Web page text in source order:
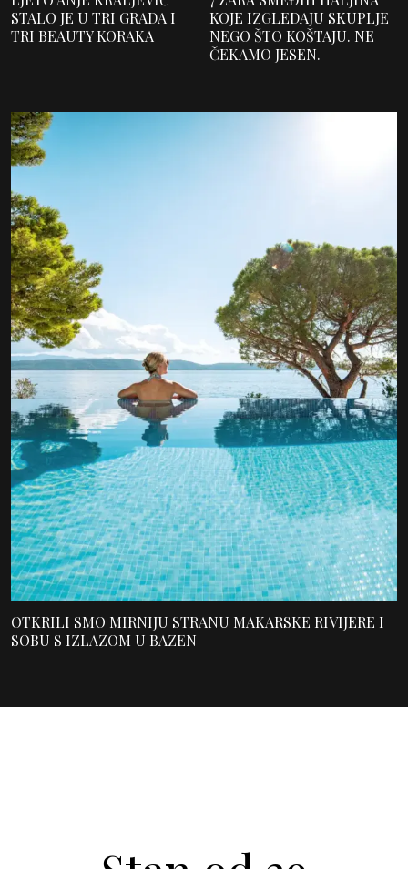
STALO JE U TRI GRADA I
TRI BEAUTY KORAKA
KOJE IZGLEDAJU SKUPLJE
NEGO ŠTO KOŠTAJU. NE
ČEKAMO JESEN.
OTKRILI SMO MIRNIJU STRANU MAKARSKE RIVIJERE I
SOBU S IZLAZOM U BAZEN